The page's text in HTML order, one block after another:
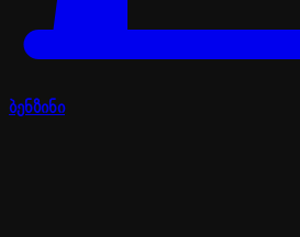
ბენზინი